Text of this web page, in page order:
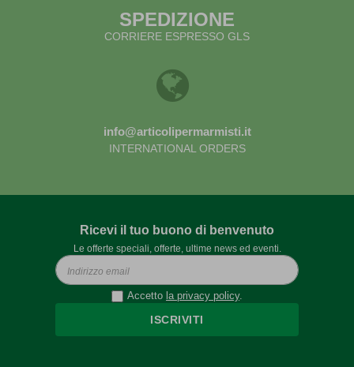
SPEDIZIONE
CORRIERE ESPRESSO GLS
info@articolipermarmisti.it
INTERNATIONAL ORDERS
Ricevi il tuo buono di benvenuto
Le offerte speciali, offerte, ultime news ed eventi.
Accetto la privacy policy.
ISCRIVITI